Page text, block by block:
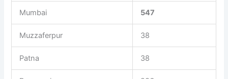
Mumbai 547
Muzzaferpur 38
Patna 38